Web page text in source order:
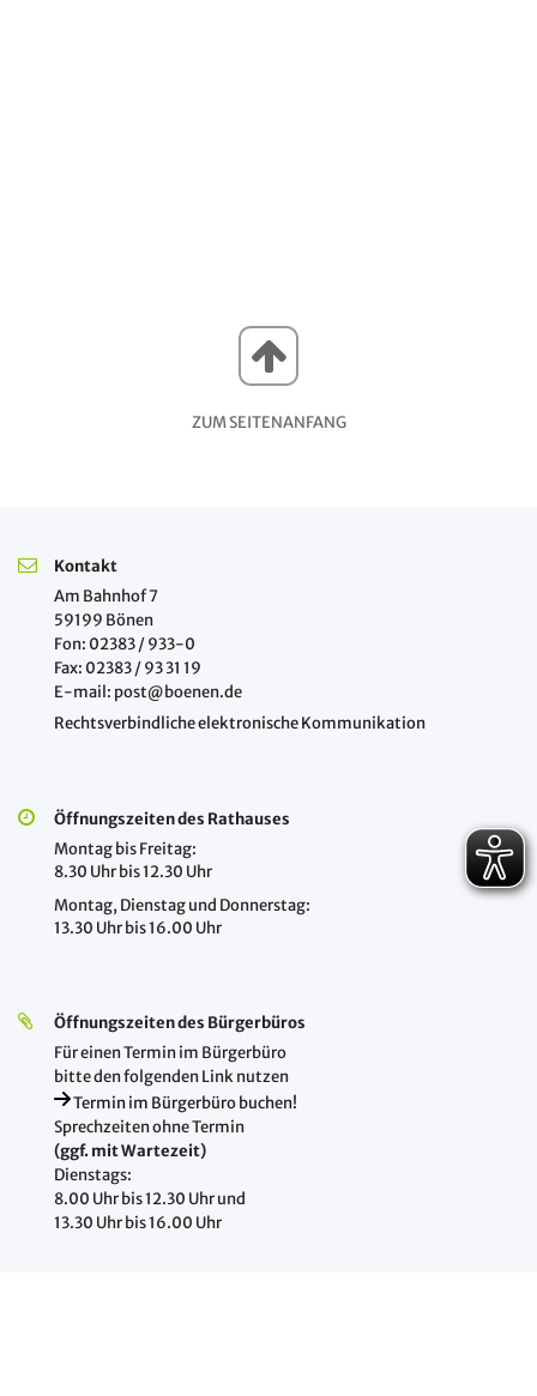
ZUM SEITENANFANG
Kontakt
Am Bahnhof 7
59199 Bönen
Fon: 02383 / 933-0
Fax: 02383 / 93 31 19
E-mail: post@boenen.de
Rechtsverbindliche elektronische Kommunikation
Öffnungszeiten des Rathauses
Montag bis Freitag:
8.30 Uhr bis 12.30 Uhr
Montag, Dienstag und Donnerstag:
13.30 Uhr bis 16.00 Uhr
Öffnungszeiten des Bürgerbüros
Für einen Termin im Bürgerbüro
bitte den folgenden Link nutzen
Termin im Bürgerbüro buchen!
Sprechzeiten ohne Termin
(ggf. mit Wartezeit)
Dienstags:
8.00 Uhr bis 12.30 Uhr und
13.30 Uhr bis 16.00 Uhr